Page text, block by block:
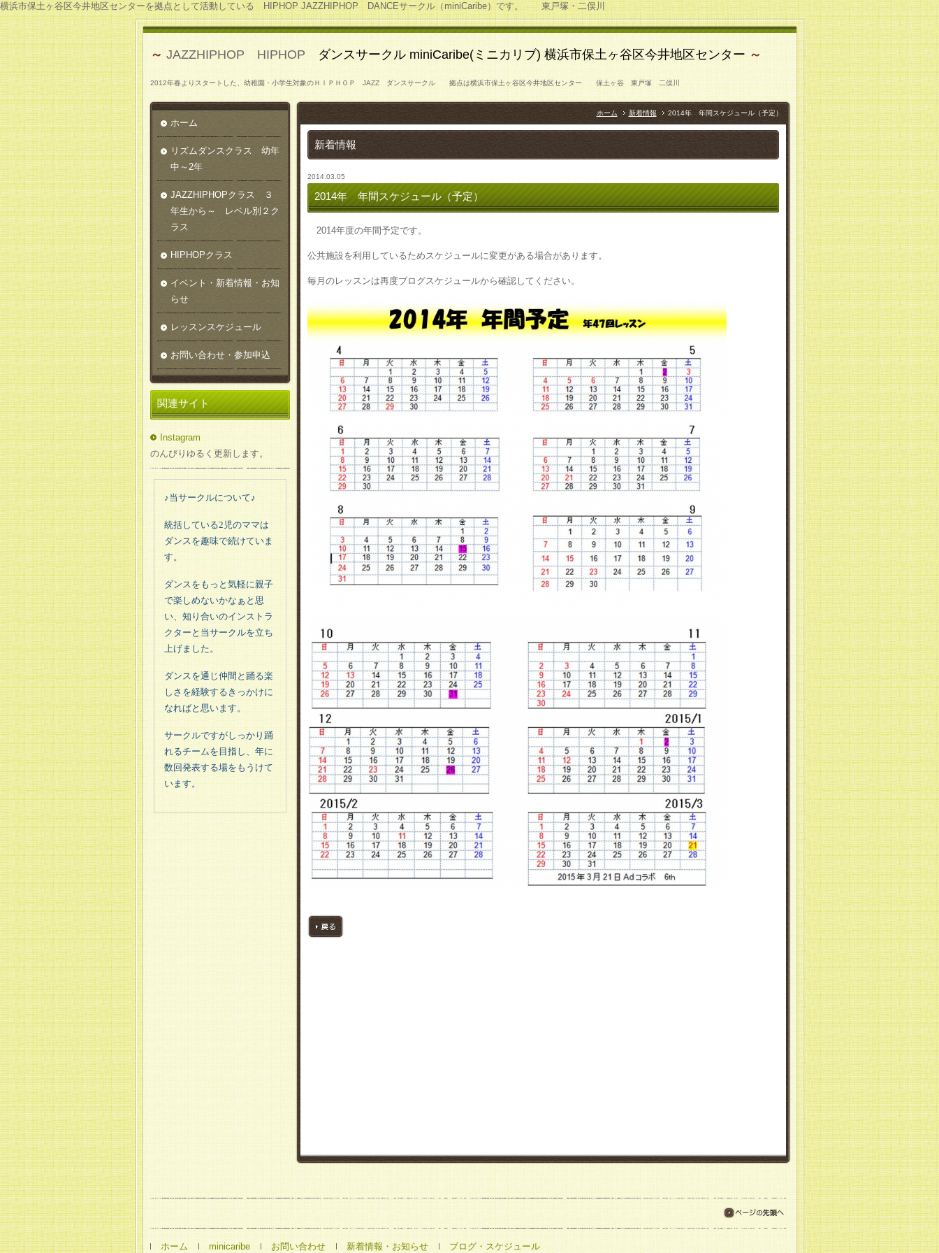
横浜市保土ヶ谷区今井地区センターを拠点として活動している HIPHOP JAZZHIPHOP DANCEサークル（miniCaribe）です。 東戸塚・二俣川
～JAZZHIPHOP HIPHOP ダンスサークル miniCaribe(ミニカリブ) 横浜市保土ヶ谷区今井地区センター ～
2012年春よりスタートした、幼稚園・小学生対象のＨＩＰＨＯＰ JAZZ ダンスサークル 拠点は横浜市保土ヶ谷区今井地区センター 保土ヶ谷 東戸塚 二俣川
ホーム 新着情報 2014年 年間スケジュール（予定）
新着情報
2014.03.05
2014年 年間スケジュール（予定）
2014年度の年間予定です。
公共施設を利用しているためスケジュールに変更がある場合があります。
毎月のレッスンは再度ブログスケジュールから確認してください。
ホーム
リズムダンスクラス 幼年
中～2年
JAZZHIPHOPクラス ３
年生から～ レベル別２ク
ラス
HIPHOPクラス
イベント・新着情報・お知
らせ
レッスンスケジュール
お問い合わせ・参加申込
関連サイト
Instagram
のんびりゆるく更新します。
♪当サークルについて♪
統括している2 児のママは
ダンスを趣味で続けていま
す。
ダンスをもっと気軽に親子
で楽しめないかなぁと思
い、知り合いのインストラ
クターと当サークルを立ち
上げました。
ダンスを通じ仲間と踊る楽
しさを経験するきっかけに
なればと思います。
サークルですがしっかり踊
れるチームを目指し、年に
数回発表する場をもうけて
います。
ページの先頭へ
ホーム
minicaribe お問い合わせ 新着情報・お知らせ ブログ・スケジュール